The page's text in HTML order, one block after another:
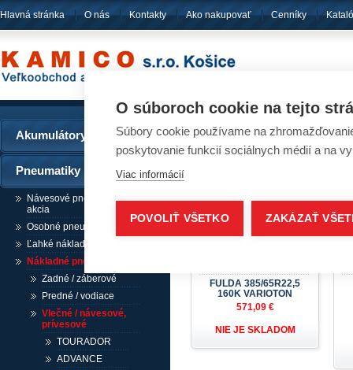
Hlavná stránka O nás Kontakty Ako nakupovať Cenníky
Akumulátory
Pneumatiky
Návesové pneumatiky /
akcia
Osobné pneumatiky
Ľahké nákladné pneumatiky
Nákladné pneumatiky
Zadné / záberové
Predné / vodiace
Vlečné / návesové,
prívesové
TOURADOR
ADVANCE
Pneumatiky - FULDA
FULDA 385/65R22,5
160K VARIOTON
571,09 €
NIE JE SKLADOM
O súboroch cookie na tejto
Súbory cookie používame na
poskytovanie funkcií sociálnych médií a na
Viac informácií
POVOLIŤ VŠETKO ZAKÁZAŤ